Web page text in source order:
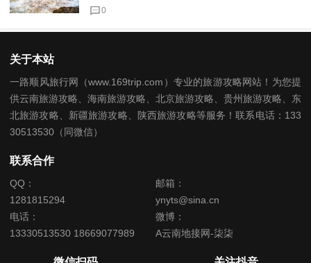
0
关于本站
一路顺风旅行网（www.169trip.com）专业的旅游攻略网站！为您提
供云南旅游攻略、海南旅游攻略、北京旅游攻略、贵州旅游攻略、东
北旅游攻略、新疆旅游攻略、陕西旅游攻略等服务！联系电话：133
30513530（同微信）
联系合作
QQ：
1281815294
邮箱：
ynyts@sina.cn
电话：
13330513530 18669077989
微博：
A云南地接网-柒柒